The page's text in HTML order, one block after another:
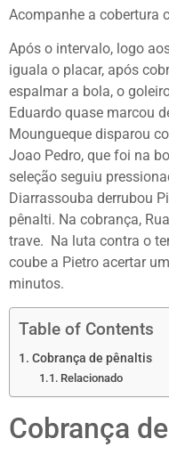
Acompanhe a cobertura
Após o intervalo, logo
iguala o placar, após
espalmar a bola, o
Eduardo quase marcou
Moungueque disparou
Joao Pedro, que foi na
seleção seguiu
Diarrassouba derrubou
pênalti. Na cobrança,
trave. Na luta contra o
coube a Pietro acertar
minutos.
Table of Contents
Cobrança de pênaltis
Relacionado
Cobrança